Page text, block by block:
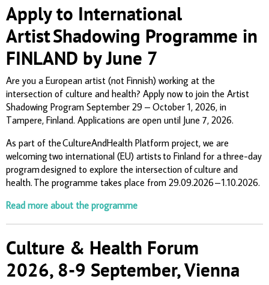
Apply to International
Artist Shadowing Programme in
FINLAND by June 7
Are you a European artist (not Finnish) working at the
intersection of culture and health? Apply now to join the Artist
Shadowing Program September 29 – October 1, 2026, in
Tampere, Finland. Applications are open until June 7, 2026.
As part of the CultureAndHealth Platform project, we are
welcoming two international (EU) artists to Finland for a three-day
program designed to explore the intersection of culture and
health. The programme takes place from 29.09.2026 – 1.10.2026.
Read more about the programme
Culture & Health Forum
2026, 8-9 September, Vienna